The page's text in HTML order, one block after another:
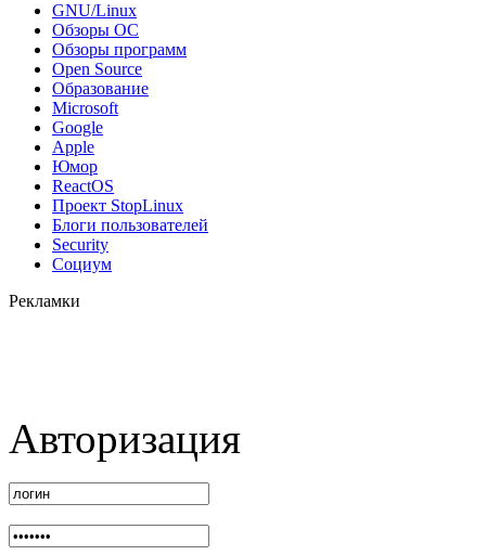
GNU/Linux
Обзоры ОС
Обзоры программ
Open Source
Образование
Microsoft
Google
Apple
Юмор
ReactOS
Проект StopLinux
Блоги пользователей
Security
Социум
Рекламки
Авторизация